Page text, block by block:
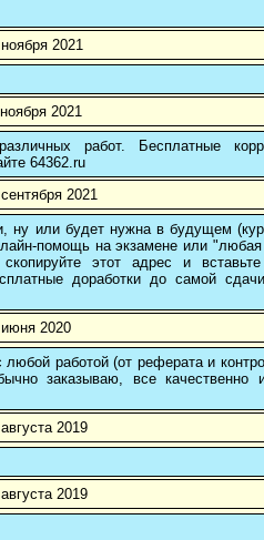
2021
2021
работ. Бесплатные
64362.ru
2021
или будет нужна в будущем
помощь на экзамене или
этот адрес и
доработки до самой
2020
любой работой (от реферата и
заказываю, все
2019
2019